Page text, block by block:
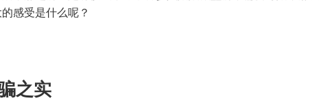
感受是什么呢？
之实